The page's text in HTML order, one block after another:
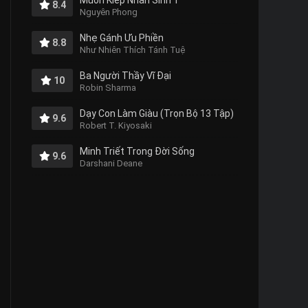
8.4
Nguyên Phong
8.8 Nhẹ Gánh Ưu Phiền
Như Nhiên Thích Tánh Tuệ
10 Ba Người Thầy Vĩ Đại
Robin Sharma
9.6 Dạy Con Làm Giàu (Trọn Bộ 13 Tập)
Robert T. Kiyosaki
9.6 Minh Triết Trong Đời Sống
Darshani Deane